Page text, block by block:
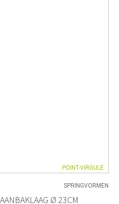
POINT-VIRGULE
SPRINGVORMEN
Ø 23CM